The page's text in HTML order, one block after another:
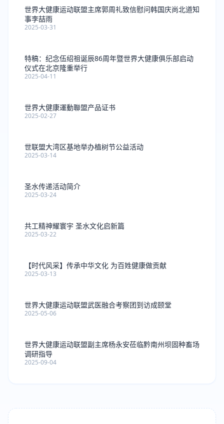
世界大健康运动联盟主席郭周礼致信慰问韩国庆尚北道知
事李喆雨
2025-03-31
特稿：纪念伍绍祖诞辰86周年暨世界大健康俱乐部启动
仪式在北京隆重举行
2025-04-11
世界大健康運動聯盟产品证书
2025-02-27
世联盟大湾区基地举办植树节公益活动
2025-03-14
圣水传递活动简介
2025-03-24
共工精神耀寰宇 圣水文化启新篇
2025-03-22
【时代风采】传承中华文化 为百姓健康做贡献
2025-03-13
世界大健康运动联盟武医融合考察团到访成颐堂
2025-05-06
世界大健康运动联盟副主席杨永安莅临黔南州坝固种畜场
调研指导
2025-09-04